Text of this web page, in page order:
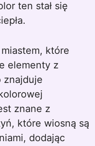
ten stał się
które
elementy z
znajduje
znane z
które wiosną są
dodając